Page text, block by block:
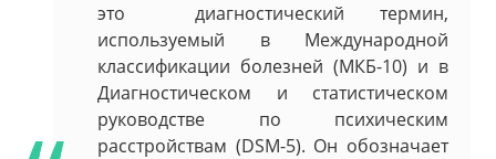
это диагностический термин,
используемый в Международной
классификации болезней (МКБ-10) и в
Диагностическом и статистическом
руководстве по психическим
расстройствам (DSM-5). Он обозначает